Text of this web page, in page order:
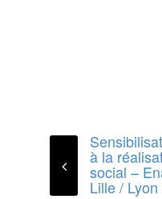
à la
social –
Lille /